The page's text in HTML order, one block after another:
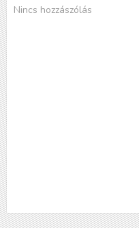
Nincs hozzászólás